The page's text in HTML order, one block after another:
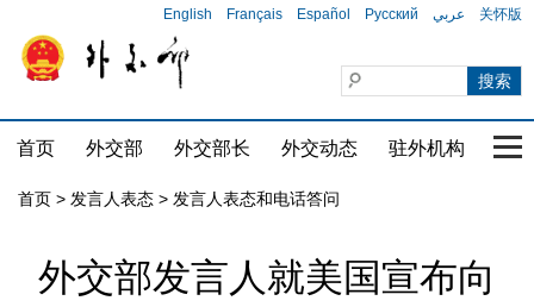
English Français Español Русский عربي 关怀版
首页 外交部 外交部长 外交动态 驻外机构 国
首页 > 发言人表态 > 发言人表态和电话答问
外交部发言人就美国宣布向